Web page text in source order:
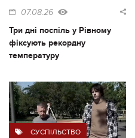
07.08.26
Три дні поспіль у Рівному
фіксують рекордну
температуру
СУСПІЛЬСТВО